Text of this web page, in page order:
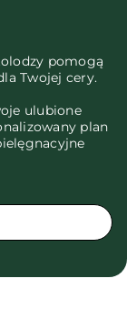
pomogą
Twojej cery.
ulubione
plan